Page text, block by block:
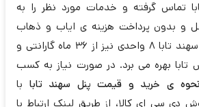
تماس گرفته و خدمات مورد نظر را به
و بدون پرداخت هزینه ی ایاب و ذهاب
دریافت نمایید. پنل سهند تابا 8 واحدی نیز از 36 ماه گارانتی و
بهره می برد. در صورت نیاز به کسب
ی خرید و قیمت پنل سهند تابا با
دی سی ای کالا، از طریق لینک ارتباط با